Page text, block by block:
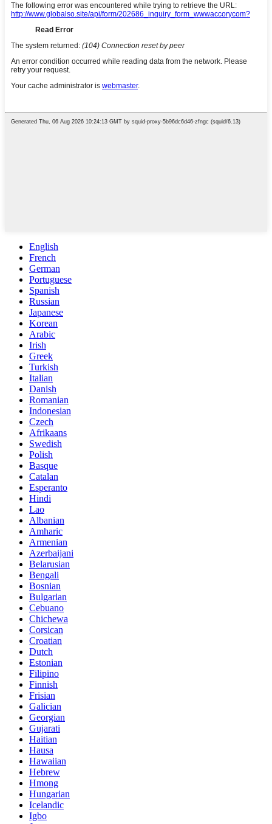
English
French
German
Portuguese
Spanish
Russian
Japanese
Korean
Arabic
Irish
Greek
Turkish
Italian
Danish
Romanian
Indonesian
Czech
Afrikaans
Swedish
Polish
Basque
Catalan
Esperanto
Hindi
Lao
Albanian
Amharic
Armenian
Azerbaijani
Belarusian
Bengali
Bosnian
Bulgarian
Cebuano
Chichewa
Corsican
Croatian
Dutch
Estonian
Filipino
Finnish
Frisian
Galician
Georgian
Gujarati
Haitian
Hausa
Hawaiian
Hebrew
Hmong
Hungarian
Icelandic
Igbo